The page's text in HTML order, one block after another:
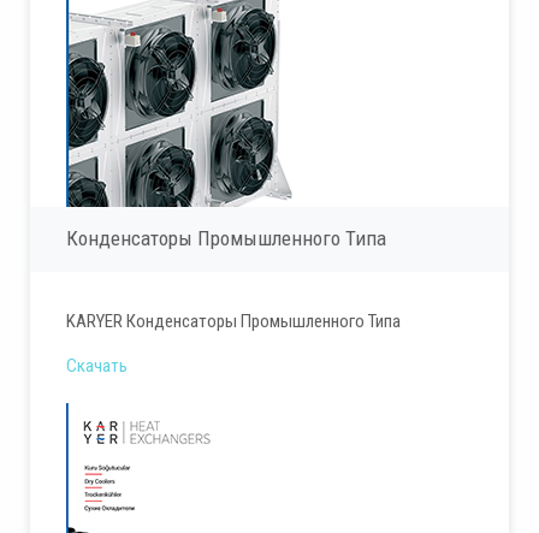
Конденсаторы Промышленного Типа
KARYER Конденсаторы Промышленного Типа
Скачать